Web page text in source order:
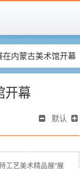
内蒙古美术馆开幕
开幕
默认
工艺美术精品展”展